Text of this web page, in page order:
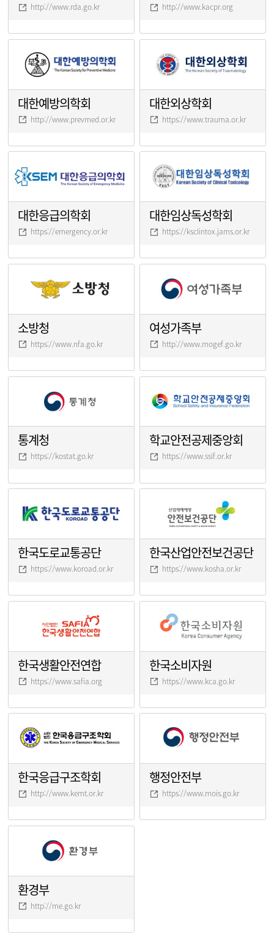
http://www.rda.go.kr http://www.kacpr.org
대한예방의학회
http://www.prevmed.or.kr
대한외상학회
https://www.trauma.or.kr
대한응급의학회
https://emergency.or.kr
대한임상독성학회
https://ksclintox.jams.or.kr
소방청
https://www.nfa.go.kr
여성가족부
http://www.mogef.go.kr
통계청
https://kostat.go.kr
학교안전공제중앙회
https://www.ssif.or.kr
한국도로교통공단
https://www.koroad.or.kr
한국산업안전보건공단
https://www.kosha.or.kr
한국생활안전연합
https://www.safia.org
한국소비자원
https://www.kca.go.kr
한국응급구조학회
http://www.kemt.or.kr
행정안전부
https://www.mois.go.kr
환경부
http://me.go.kr